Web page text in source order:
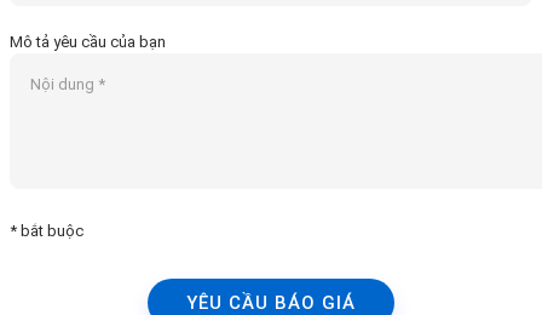
Mô tả yêu cầu của bạn
* bắt buộc
YÊU CẦU BÁO GIÁ